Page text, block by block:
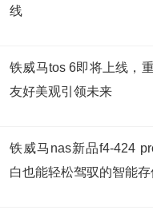
线
铁威马tos 6即将上线，
友好美观引领未来
铁威马nas新品f4-424
白也能轻松驾驭的智能